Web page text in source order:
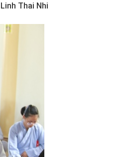
Thai Nhi